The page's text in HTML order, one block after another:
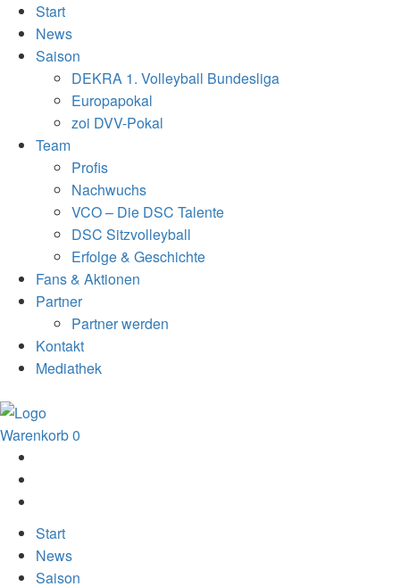
Start
News
Saison
DEKRA 1. Volleyball Bundesliga
Europapokal
zoi DVV-Pokal
Team
Profis
Nachwuchs
VCO – Die DSC Talente
DSC Sitzvolleyball
Erfolge & Geschichte
Fans & Aktionen
Partner
Partner werden
Kontakt
Mediathek
Warenkorb0
Start
News
Saison